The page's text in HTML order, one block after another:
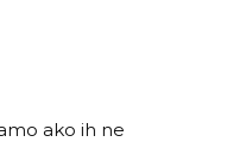
ako ih ne